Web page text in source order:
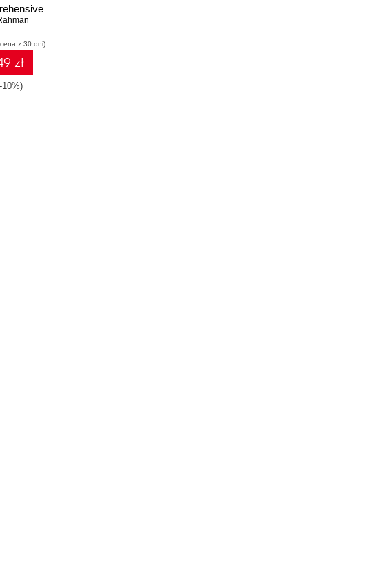
up and
z 30 dni)
zł
10%)